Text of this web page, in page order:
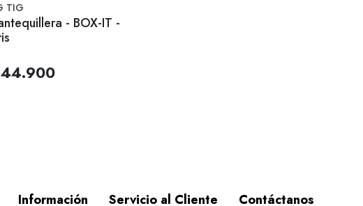
TIG
- BOX-IT -
Información Servicio al Cliente Contáctanos